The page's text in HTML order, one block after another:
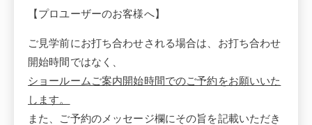
【プロユーザーのお客様へ】
ご見学前にお打ち合わせされる場合は、お打ち合わせ
開始時間ではなく、
ショールームご案内開始時間でのご予約をお願いいた
します。
また、ご予約のメッセージ欄にその旨を記載いただき